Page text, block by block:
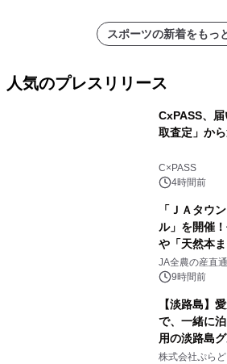
スポーツの新着をもっ
人気のプレスリリース
CxPASS、
取査定」か
C×PASS
4時間前
「ＪＡタウ
ル」を開催
や「天然本
販売！～毎
JA全農の産直
9時間前
【淡路島】
で、一緒に
用の淡路島
プール グラ
株式会社ぷらど